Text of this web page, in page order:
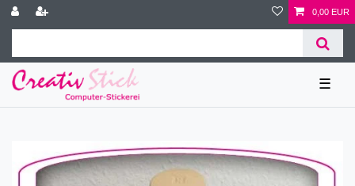
0,00 EUR
☰